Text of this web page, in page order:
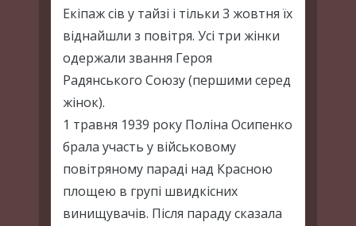
Екіпаж сів у тайзі і тільки 3 жовтня їх
віднайшли з повітря. Усі три жінки
одержали звання Героя
Радянського Союзу (першими серед
жінок).
1 травня 1939 року Поліна Осипенко
брала участь у військовому
повітряному параді над Красною
площею в групі швидкісних
винищувачів. Після параду сказала